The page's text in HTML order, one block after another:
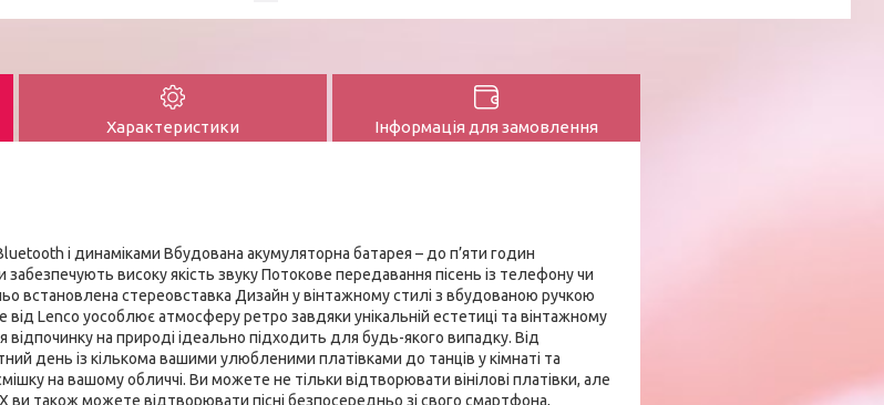
Характеристики Інформація для замовлення
і динаміками Вбудована акумуляторна батарея – до п’яти годин
високу якість звуку Потокове передавання пісень із телефону чи
встановлена стереовставка Дизайн у вінтажному стилі з вбудованою ручкою
від Lenco уособлює атмосферу ретро завдяки унікальній естетиці та вінтажному
відпочинку на природі ідеально підходить для будь-якого випадку. Від
день із кількома вашими улюбленими платівками до танців у кімнаті та
на вашому обличчі. Ви можете не тільки відтворювати вінілові платівки, але
ви також можете відтворювати пісні безпосередньо зі свого смартфона,